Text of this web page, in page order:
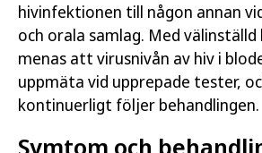
hivinfektionen till någon annan
och orala samlag. Med välinställd
menas att virusnivån av hiv i
uppmäta vid upprepade tester,
kontinuerligt följer behandlingen.